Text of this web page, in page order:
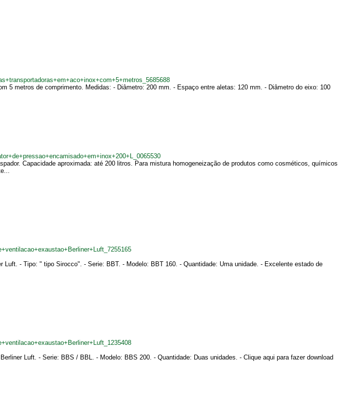
5 metros de comprimento. Medidas: - Diâmetro: 200 mm. - Espaço entre aletas: 120 mm. - Diâmetro do eixo: 100
Capacidade aproximada: até 200 litros. Para mistura homogeneização de produtos como cosméticos, químicos
- Tipo: " tipo Sirocco". - Serie: BBT. - Modelo: BBT 160. - Quantidade: Uma unidade. - Excelente estado de
Luft. - Serie: BBS / BBL. - Modelo: BBS 200. - Quantidade: Duas unidades. - Clique aqui para fazer download